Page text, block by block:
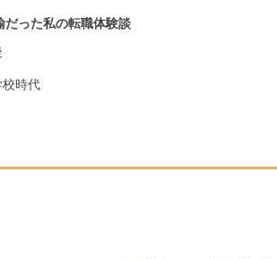
だった私の転職体験談
時代